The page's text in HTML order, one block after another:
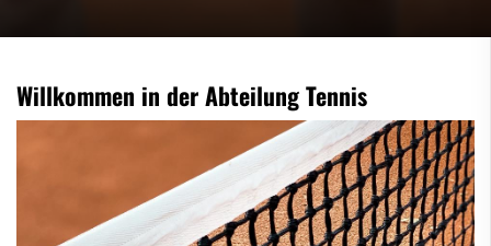
Willkommen in der Abteilung Tennis